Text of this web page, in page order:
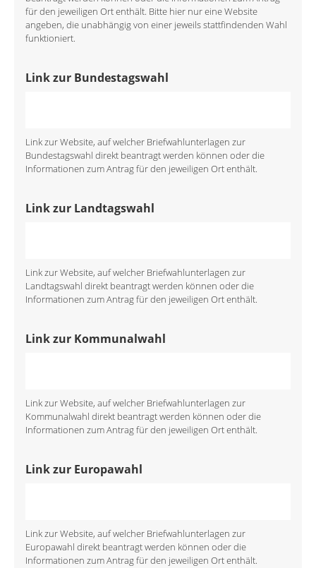
für den jeweiligen Ort enthält. Bitte hier nur eine Website
angeben, die unabhängig von einer jeweils stattfindenden Wahl
funktioniert.
Link zur Bundestagswahl
Link zur Website, auf welcher Briefwahlunterlagen zur
Bundestagswahl direkt beantragt werden können oder die
Informationen zum Antrag für den jeweiligen Ort enthält.
Link zur Landtagswahl
Link zur Website, auf welcher Briefwahlunterlagen zur
Landtagswahl direkt beantragt werden können oder die
Informationen zum Antrag für den jeweiligen Ort enthält.
Link zur Kommunalwahl
Link zur Website, auf welcher Briefwahlunterlagen zur
Kommunalwahl direkt beantragt werden können oder die
Informationen zum Antrag für den jeweiligen Ort enthält.
Link zur Europawahl
Link zur Website, auf welcher Briefwahlunterlagen zur
Europawahl direkt beantragt werden können oder die
Informationen zum Antrag für den jeweiligen Ort enthält.